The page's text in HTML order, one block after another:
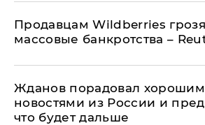
Продавцам Wildberries
массовые банкротства –
Жданов порадовал
новостями из России и
что будет дальше